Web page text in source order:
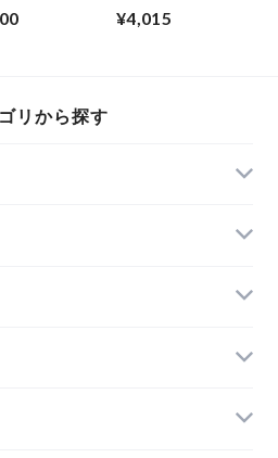
Tシャツ
ックル）LLサイズ、
¥4,015
リから探す
ァウンドマイアニマ
）
ァウンドマイアニマ